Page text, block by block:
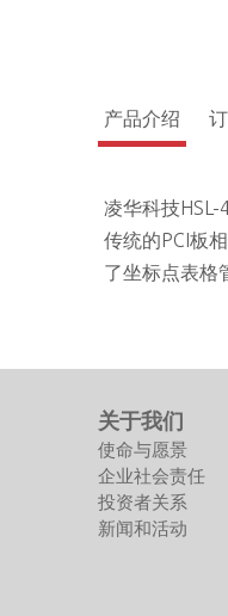
产品介绍
凌华科技HSL-
传统的PCI板
了坐标点表格
关于我们
使命与愿景
企业社会责任
投资者关系
新闻和活动